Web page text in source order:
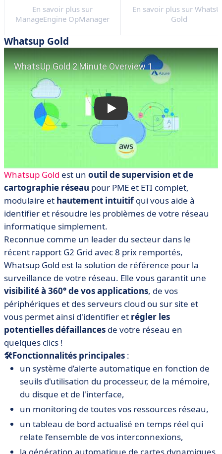
En savoir plus sur
ManageEngine OpManager
En savoir plus sur
Gold
Whatsup Gold
Whatsup Gold est un outil de supervision et de
cartographie réseau pour PME et ETI complet,
modulaire et hautement intuitifqui vous aide à
identifier et résoudre les problèmes de votre réseau
informatique simplement.
Reconnue comme un leader du secteur dans le
récent rapport G2 Grid avec 8 prix remportés,
Whatsup Gold est la solution de référence pour la
surveillance de votre réseau. Elle vous garantit une
visibilité à 360° de vos applications, de vos
périphériques et des serveurs cloud ou sur site et
vous permet ainsi d'identifier et régler les
potentielles défaillances de votre réseau en
quelques clics !
🛠Fonctionnalités principales :
un système d’alerte automatique en fonction de
seuils d'utilisation du processeur, de la mémoire,
du disque et de l'interface,
un monitoring de toutes vos ressources réseau,
un tableau de bord actualisé en temps réel qui
relate l’ensemble de vos interconnexions,